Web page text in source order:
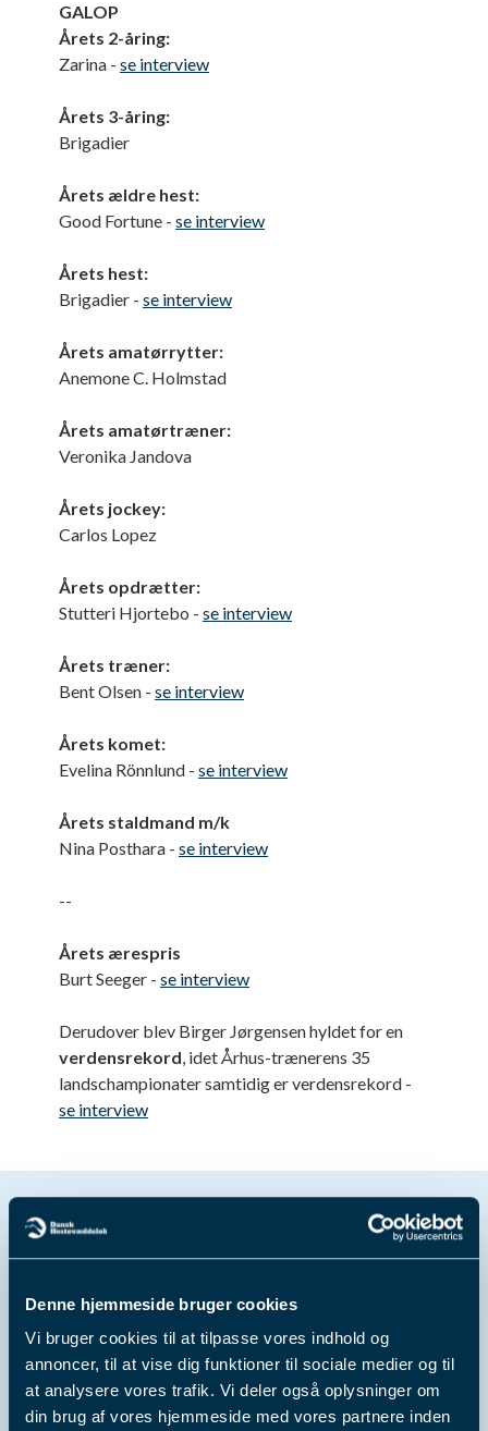
Denne hjemmeside bruger cookies
Vi bruger cookies til at tilpasse vores indhold og
annoncer, til at vise dig funktioner til sociale medier og til
at analysere vores trafik. Vi deler også oplysninger om
din brug af vores hjemmeside med vores partnere inden
GALOP
Årets 2-åring:
Zarina - se interview
Årets 3-åring:
Brigadier
Årets ældre hest:
Good Fortune - se interview
Årets hest:
Brigadier - se interview
Årets amatørrytter:
Anemone C. Holmstad
Årets amatørtræner:
Veronika Jandova
Årets jockey:
Carlos Lopez
Årets opdrætter:
Stutteri Hjortebo - se interview
Årets træner:
Bent Olsen - se interview
Årets komet:
Evelina Rönnlund - se interview
Årets staldmand m/k
Nina Posthara - se interview
--
Årets ærespris
Burt Seeger - se interview
Derudover blev Birger Jørgensen hyldet for en
verdensrekord, idet Århus-trænerens 35
landschampionater samtidig er verdensrekord -
se interview
Se fotos fra
Hestesportens Galla
2024